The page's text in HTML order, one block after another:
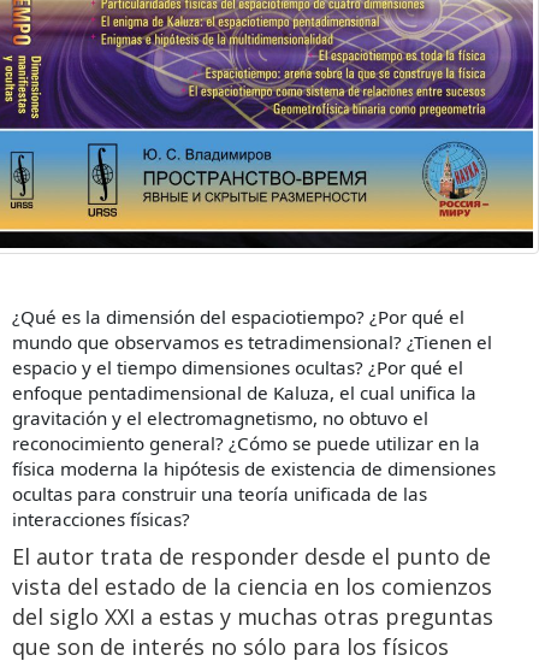
¿Qué es la dimensión del espaciotiempo? ¿Por qué el
mundo que observamos es tetradimensional? ¿Tienen el
espacio y el tiempo dimensiones ocultas? ¿Por qué el
enfoque pentadimensional de Kaluza, el cual unifica la
gravitación y el electromagnetismo, no obtuvo el
reconocimiento general? ¿Cómo se puede utilizar en la
física moderna la hipótesis de existencia de dimensiones
ocultas para construir una teoría unificada de las
interacciones físicas?
El autor trata de responder desde el punto de
vista del estado de la ciencia en los comienzos
del siglo XXI a estas y muchas otras preguntas
que son de interés no sólo para los físicos